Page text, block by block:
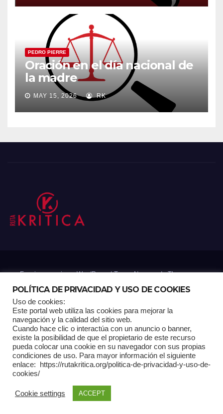
PEDRO PIERRE
Oración en el día nacional de
la madre
MAY 15, 2026 RK
Funciona gracias a WordPress|Tema: Newsup deThemeansar
Home Análisis Carrito RK Contactos Documental Gracias !
Multimedia Página de ejemplo Pagina Principal Pago
POLÍTICA DE PRIVACIDAD Y USO DE COOKIES
Uso de cookies:
Este portal web utiliza las cookies para mejorar la
navegación y la calidad del sitio web.
Cuando hace clic o interactúa con un anuncio o banner,
existe la posibilidad de que el propietario de este recurso
pueda colocar una cookie en su navegador con sus propias
condiciones de uso. Para mayor información el siguiente
enlace: https://rutakritica.org/politica-de-privacidad-y-uso-de-
cookies/
Cookie settings ACCEPT